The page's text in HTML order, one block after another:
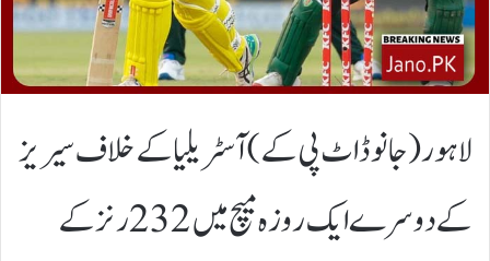
لاہور(جانوڈاٹ پی کے)آسٹریلیا کے خلاف سیریز
کے دوسرے ایک روزہ میچ میں 232 رنز کے